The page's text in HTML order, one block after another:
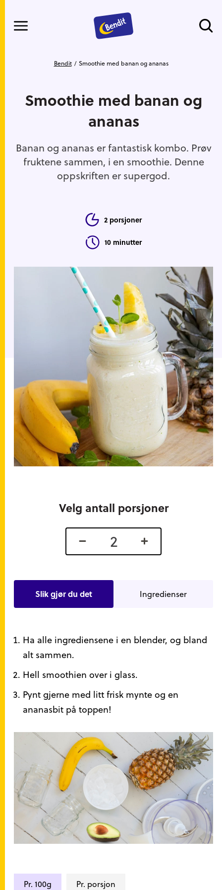
Du er her
Bendit Smoothie med banan og ananas
Smoothie med banan og
ananas
Banan og ananas er fantastisk kombo. Prøv
fruktene sammen, i en smoothie. Denne
oppskriften er supergod.
2 porsjoner
10 minutter
Velg antall porsjoner
Slik gjør du det Ingredienser
Slik gjør du det
Ha alle ingrediensene i en blender, og bland
alt sammen.
Hell smoothien over i glass.
Pynt gjerne med litt frisk mynte og en
ananasbit på toppen!
Næringsinnhold
Pr. 100g Pr. porsjon